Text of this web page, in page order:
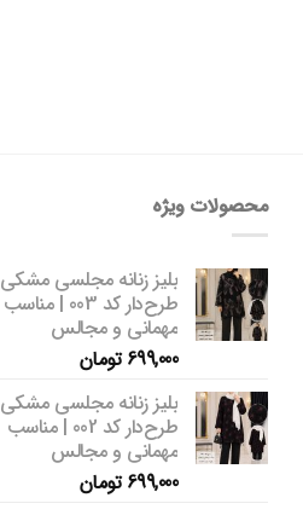
محصولات ویژه
بلیز زنانه مجلسی مشکی
طرح‌دار کد 003 | مناسب
مهمانی و مجالس
699,000 تومان
بلیز زنانه مجلسی مشکی
طرح‌دار کد 002 | مناسب
مهمانی و مجالس
699,000 تومان